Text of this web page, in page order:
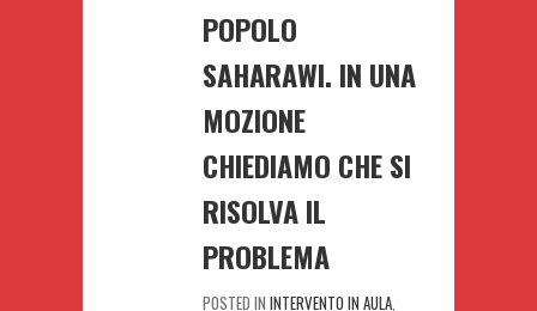
POPOLO
SAHARAWI. IN UNA
MOZIONE
CHIEDIAMO CHE SI
RISOLVA IL
PROBLEMA
POSTED IN INTERVENTO IN AULA